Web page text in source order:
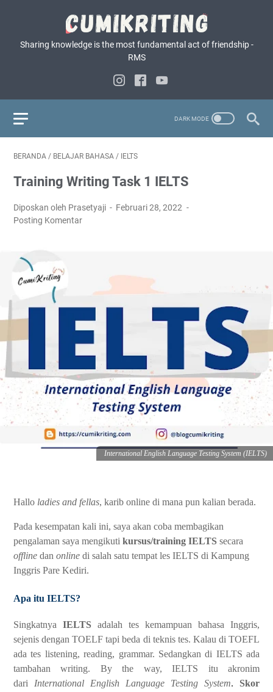
Sharing knowledge is the most fundamental act of friendship -
RMS
BERANDA / BELAJAR BAHASA / IELTS
Training Writing Task 1 IELTS
Diposkan oleh Prasetyaji
Februari 28, 2022
Posting Komentar
International English Language Testing System (IELTS)
Hallo ladies and fellas, karib online di mana pun kalian berada.
Pada kesempatan kali ini, saya akan coba membagikan
pengalaman saya mengikuti kursus/training IELTS secara
offline dan online di salah satu tempat les IELTS di Kampung
Inggris Pare Kediri.
Apa itu IELTS?
Singkatnya IELTS adalah tes kemampuan bahasa Inggris,
sejenis dengan TOELF tapi beda di teknis tes. Kalau di TOEFL
ada tes listening, reading, grammar. Sedangkan di IELTS ada
tambahan writing. By the way, IELTS itu akronim
dari International English Language Testing System. Skor